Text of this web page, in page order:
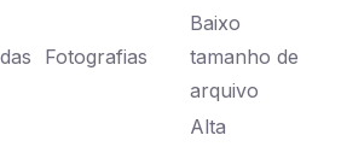
Fotografias
Baixo
tamanho de
arquivo
Alta